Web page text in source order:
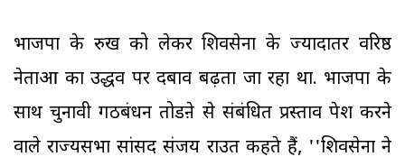
भाजपा के रुख को लेकर शिवसेना के ज्यादातर वरिष्ठ
नेताओं का उद्धव पर दबाव बढ़ता जा रहा था. भाजपा के
साथ चुनावी गठबंधन तोडऩे से संबंधित प्रस्ताव पेश करने
वाले राज्यसभा सांसद संजय राउत कहते हैं, ''शिवसेना ने